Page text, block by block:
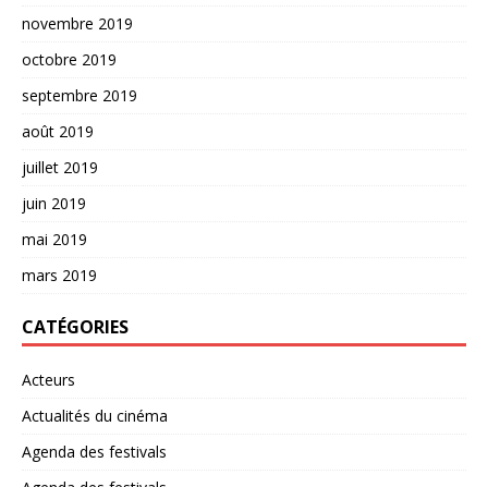
novembre 2019
octobre 2019
septembre 2019
août 2019
juillet 2019
juin 2019
mai 2019
mars 2019
CATÉGORIES
Acteurs
Actualités du cinéma
Agenda des festivals